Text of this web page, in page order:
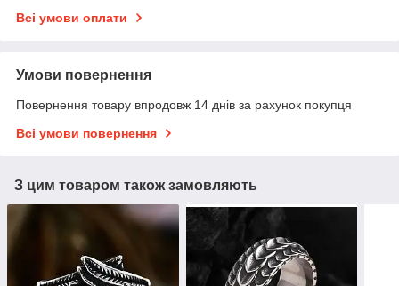
Всі умови оплати
Умови повернення
Повернення товару впродовж 14 днів за рахунок покупця
Всі умови повернення
З цим товаром також замовляють